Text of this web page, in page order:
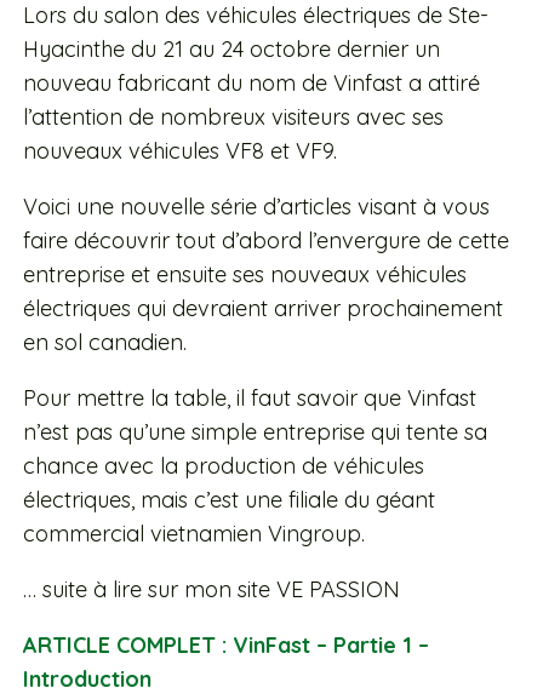
Lors du salon des véhicules électriques de Ste-
Hyacinthe du 21 au 24 octobre dernier un
nouveau fabricant du nom de Vinfast a attiré
l’attention de nombreux visiteurs avec ses
nouveaux véhicules VF8 et VF9.
Voici une nouvelle série d’articles visant à vous
faire découvrir tout d’abord l’envergure de cette
entreprise et ensuite ses nouveaux véhicules
électriques qui devraient arriver prochainement
en sol canadien.
Pour mettre la table, il faut savoir que Vinfast
n’est pas qu’une simple entreprise qui tente sa
chance avec la production de véhicules
électriques, mais c’est une filiale du géant
commercial vietnamien Vingroup.
… suite à lire sur mon site VE PASSION
ARTICLE COMPLET : VinFast – Partie 1 –
Introduction